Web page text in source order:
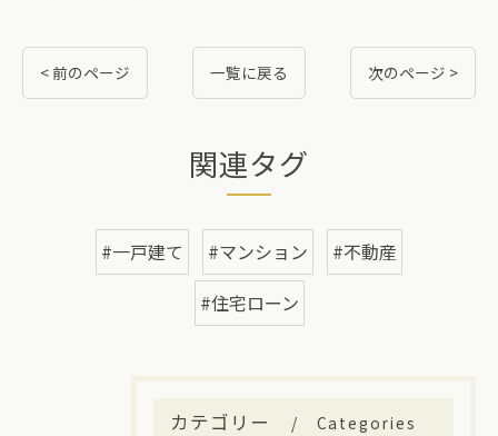
< 前のページ 一覧に戻る 次のページ >
関連タグ
#一戸建て #マンション
#不動産
#住宅ローン
カテゴリー Categories